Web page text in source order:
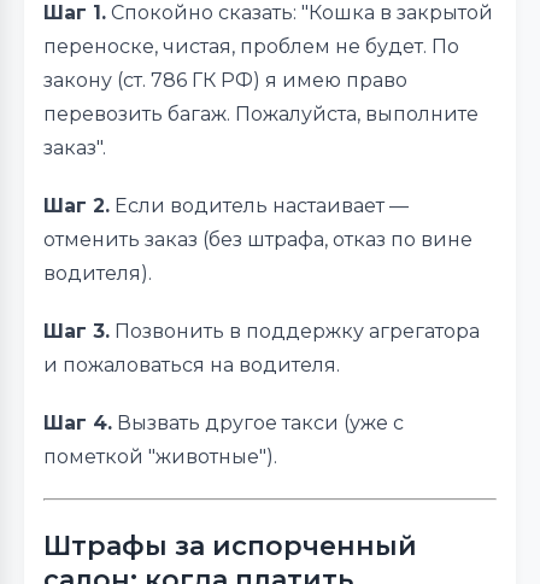
Шаг 1. Спокойно сказать: "Кошка в закрытой
переноске, чистая, проблем не будет. По
закону (ст. 786 ГК РФ) я имею право
перевозить багаж. Пожалуйста, выполните
заказ".
Шаг 2. Если водитель настаивает —
отменить заказ (без штрафа, отказ по вине
водителя).
Шаг 3. Позвонить в поддержку агрегатора
и пожаловаться на водителя.
Шаг 4. Вызвать другое такси (уже с
пометкой "животные").
Штрафы за испорченный